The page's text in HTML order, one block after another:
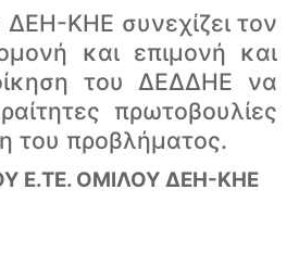
ΚΗΕ συνεχίζει τον
και επιμονή και
του ΔΕΔΔΗΕ να
πρωτοβουλίες
του προβλήματος.
Ε.ΤΕ. ΟΜΙΛΟΥ ΔΕΗ-ΚΗΕ